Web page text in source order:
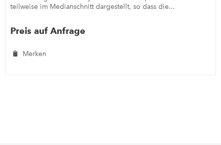
teilweise im Medianschnitt dargestellt, so dass die...
Preis auf Anfrage
Merken